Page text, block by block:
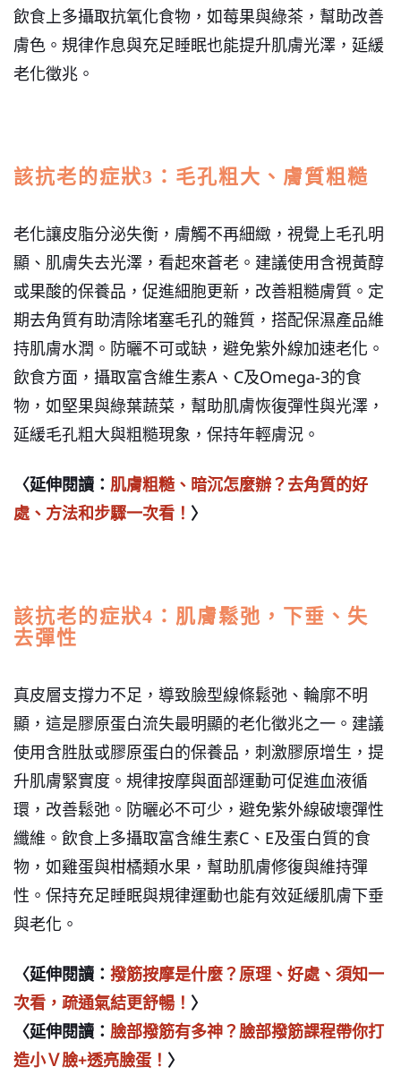
飲食上多攝取抗氧化食物，如莓果與綠茶，幫助改善
膚色。規律作息與充足睡眠也能提升肌膚光澤，延緩
老化徵兆。
該抗老的症狀3：毛孔粗大、膚質粗糙
老化讓皮脂分泌失衡，膚觸不再細緻，視覺上毛孔明
顯、肌膚失去光澤，看起來蒼老。 建議使用含視黃醇
或果酸的保養品，促進細胞更新，改善粗糙膚質。定
期去角質有助清除堵塞毛孔的雜質，搭配保濕產品維
持肌膚水潤。防曬不可或缺，避免紫外線加速老化。
飲食方面，攝取富含維生素A、C及Omega-3的食
物，如堅果與綠葉蔬菜，幫助肌膚恢復彈性與光澤，
延緩毛孔粗大與粗糙現象，保持年輕膚況。
〈延伸閱讀： 肌膚粗糙、暗沉怎麼辦？去角質的好
處、方法和步驟一次看！ 〉
該抗老的症狀4：肌膚鬆弛，下垂、失
去彈性
真皮層支撐力不足，導致臉型線條鬆弛、輪廓不明
顯，這是膠原蛋白流失最明顯的老化徵兆之一。 建議
使用含胜肽或膠原蛋白的保養品，刺激膠原增生，提
升肌膚緊實度。規律按摩與面部運動可促進血液循
環，改善鬆弛。防曬必不可少，避免紫外線破壞彈性
纖維。飲食上多攝取富含維生素C、E及蛋白質的食
物，如雞蛋與柑橘類水果，幫助肌膚修復與維持彈
性。保持充足睡眠與規律運動也能有效延緩肌膚下垂
與老化。
〈延伸閱讀： 撥筋按摩是什麼？原理、好處、須知一
次看，疏通氣結更舒暢！ 〉
〈延伸閱讀： 臉部撥筋有多神？臉部撥筋課程帶你打
造小Ｖ臉+透亮臉蛋！ 〉